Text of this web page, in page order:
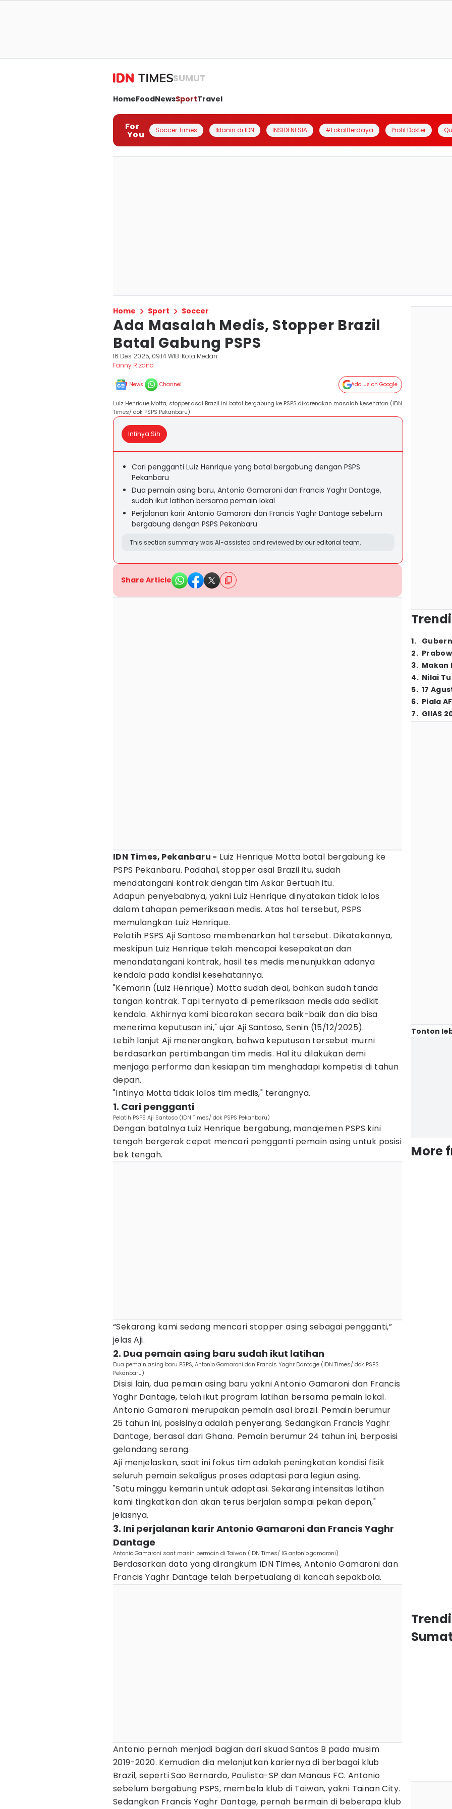
SUMUT
HomeFoodNewsSportTravel
For
You Soccer Times Iklanin di IDN INSIDENESIA #LokalBerdaya Profil Dokter
Home Sport Soccer
Ada Masalah Medis, Stopper Brazil
Batal Gabung PSPS
16 Des 2025, 09:14 WIB Kota Medan
Fanny Rizano
News Channel Add Us on Google
Luiz Henrique Motta, stopper asal Brazil ini batal bergabung ke PSPS dikarenakan masalah kesehatan (IDN
Times/ dok PSPS Pekanbaru)
Intinya Sih
Cari pengganti Luiz Henrique yang batal bergabung dengan PSPS
Pekanbaru
Dua pemain asing baru, Antonio Gamaroni dan Francis Yaghr Dantage,
sudah ikut latihan bersama pemain lokal
Perjalanan karir Antonio Gamaroni dan Francis Yaghr Dantage sebelum
bergabung dengan PSPS Pekanbaru
This section summary was AI-assisted and reviewed by our editorial team.
Share Article
IDN Times, Pekanbaru - Luiz Henrique Motta batal bergabung ke
PSPS Pekanbaru. Padahal, stopper asal Brazil itu, sudah
mendatangani kontrak dengan tim Askar Bertuah itu.
Adapun penyebabnya, yakni Luiz Henrique dinyatakan tidak lolos
dalam tahapan pemeriksaan medis. Atas hal tersebut, PSPS
memulangkan Luiz Henrique.
Pelatih PSPS Aji Santoso membenarkan hal tersebut. Dikatakannya,
meskipun Luiz Henrique telah mencapai kesepakatan dan
menandatangani kontrak, hasil tes medis menunjukkan adanya
kendala pada kondisi kesehatannya.
"Kemarin (Luiz Henrique) Motta sudah deal, bahkan sudah tanda
tangan kontrak. Tapi ternyata di pemeriksaan medis ada sedikit
kendala. Akhirnya kami bicarakan secara baik-baik dan dia bisa
menerima keputusan ini," ujar Aji Santoso, Senin (15/12/2025).
Lebih lanjut Aji menerangkan, bahwa keputusan tersebut murni
berdasarkan pertimbangan tim medis. Hal itu dilakukan demi
menjaga performa dan kesiapan tim menghadapi kompetisi di tahun
depan.
"Intinya Motta tidak lolos tim medis," terangnya.
1. Cari pengganti
Pelatih PSPS Aji Santoso (IDN Times/ dok PSPS Pekanbaru)
Dengan batalnya Luiz Henrique bergabung, manajemen PSPS kini
tengah bergerak cepat mencari pengganti pemain asing untuk posisi
bek tengah.
“Sekarang kami sedang mencari stopper asing sebagai pengganti,”
jelas Aji.
2. Dua pemain asing baru sudah ikut latihan
Dua pemain asing baru PSPS, Antonio Gamaroni dan Francis Yaghr Dantage (IDN Times/ dok PSPS
Pekanbaru)
Disisi lain, dua pemain asing baru yakni Antonio Gamaroni dan Francis
Yaghr Dantage, telah ikut program latihan bersama pemain lokal.
Antonio Gamaroni merupakan pemain asal brazil. Pemain berumur
25 tahun ini, posisinya adalah penyerang. Sedangkan Francis Yaghr
Dantage, berasal dari Ghana. Pemain berumur 24 tahun ini, berposisi
gelandang serang.
Aji menjelaskan, saat ini fokus tim adalah peningkatan kondisi fisik
seluruh pemain sekaligus proses adaptasi para legiun asing.
"Satu minggu kemarin untuk adaptasi. Sekarang intensitas latihan
kami tingkatkan dan akan terus berjalan sampai pekan depan,"
jelasnya.
3. Ini perjalanan karir Antonio Gamaroni dan Francis Yaghr
Dantage
Antonio Gamaroni saat masih bermain di Taiwan (IDN Times/ IG antonio.gamaroni)
Berdasarkan data yang dirangkum IDN Times, Antonio Gamaroni dan
Francis Yaghr Dantage telah berpetualang di kancah sepakbola.
Antonio pernah menjadi bagian dari skuad Santos B pada musim
2019-2020. Kemudian dia melanjutkan kariernya di berbagai klub
Brazil, seperti Sao Bernardo, Paulista-SP dan Manaus FC. Antonio
sebelum bergabung PSPS, membela klub di Taiwan, yakni Tainan City.
Sedangkan Francis Yaghr Dantage, pernah bermain di beberapa klub
1.
2.
3. Makan
4. Nilai
5. 17
6. Piala
7. GIIAS
Tonton
More